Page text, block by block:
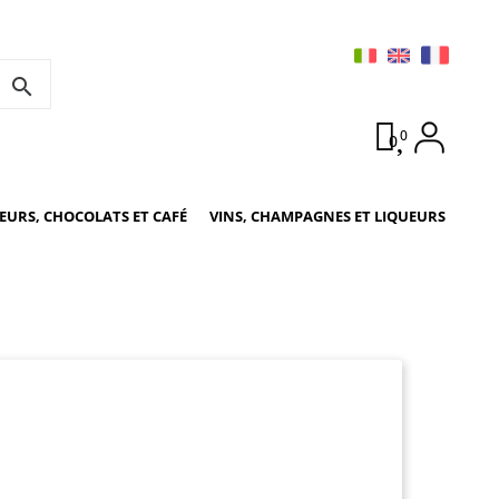
search
00
CHOCOLATS ET CAFÉ VINS, CHAMPAGNES ET LIQUEURS